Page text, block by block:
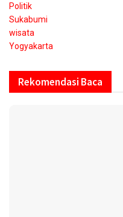
Politik
Sukabumi
wisata
Yogyakarta
Rekomendasi Baca